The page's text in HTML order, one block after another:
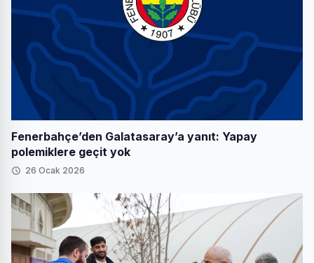
Fenerbahçe’den Galatasaray’a yanıt: Yapay
polemiklere geçit yok
26 Ocak 2026